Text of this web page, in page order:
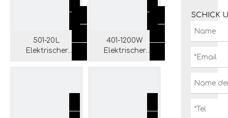
501-20L
Elektrischer
Aschesauger mit
401-1200W
Elektrischer
Aschesauger mit
SCHICK